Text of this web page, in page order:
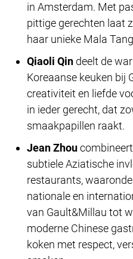
in Amsterdam. Met
pittige gerechten laat
haar unieke Mala
Qiaoli Qin deelt de
Koreaanse keuken bij
creativiteit en liefde
in ieder gerecht, dat
smaakpapillen raakt.
Jean Zhou
subtiele Aziatische
restaurants,
nationale en
van Gault&Millau tot
moderne Chinese
koken met respect,